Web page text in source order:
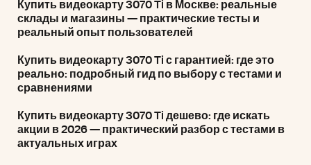
Купить видеокарту 3070 Ti в Москве: реальные
склады и магазины — практические тесты и
реальный опыт пользователей
Купить видеокарту 3070 Ti с гарантией: где это
реально: подробный гид по выбору с тестами и
сравнениями
Купить видеокарту 3070 Ti дешево: где искать
акции в 2026 — практический разбор с тестами в
актуальных играх